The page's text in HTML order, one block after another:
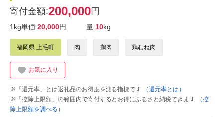
寄付金額:200,000円
1kg単価:20,000円 量:10kg
福岡県 上毛町 肉 鶏肉 鶏むね肉
お気に入り
※「還元率」とは返礼品のお得度を測る指標です
（還元率とは）
※「控除上限額」の範囲内で寄付するとお得にふるさと納税できます
（控
除上限額を調べる）